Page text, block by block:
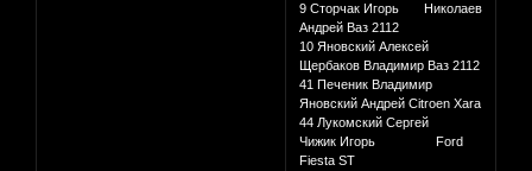
9 Сторчак Игорь Николаев
Андрей Ваз 2112
10 Яновский Алексей
Щербаков Владимир Ваз 2112
41 Печеник Владимир
Яновский Андрей Citroen Xara
44 Лукомский Сергей
Чижик Игорь Ford
Fiesta ST